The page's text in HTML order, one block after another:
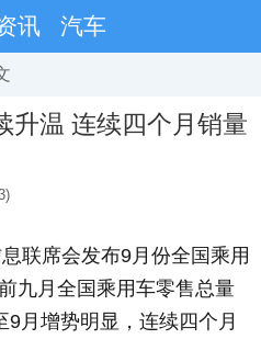
讯 汽车
升温 连续四个月销量
联席会发布9月份全国乘用
九月全国乘用车零售总量
月增势明显，连续四个月